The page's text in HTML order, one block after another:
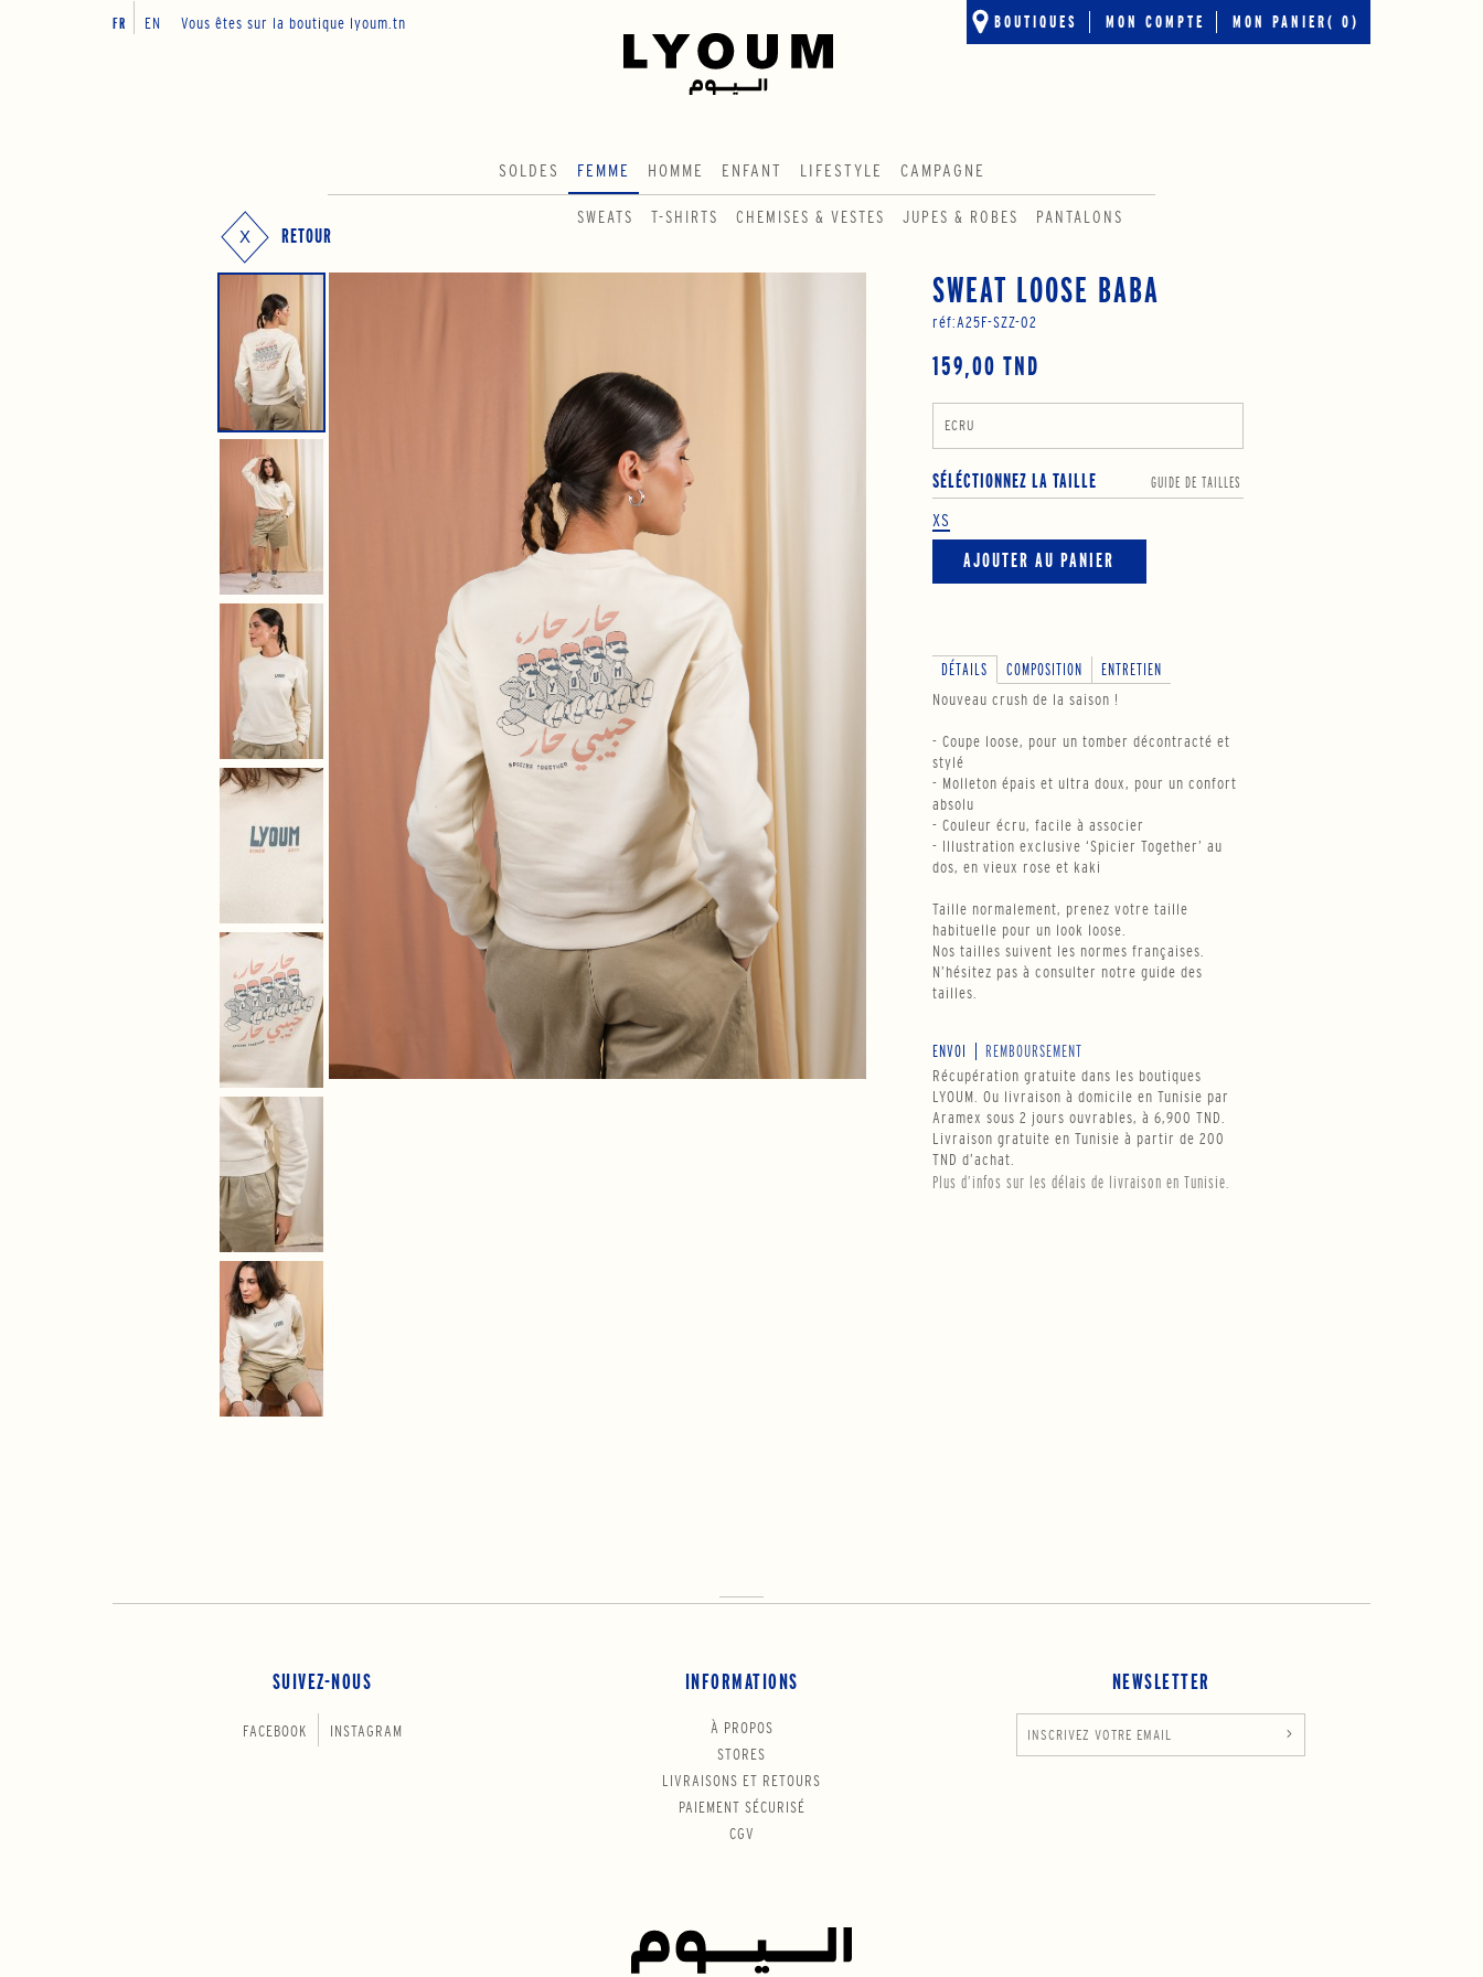
FR EN Vous êtes sur la boutique lyoum.tn BOUTIQUES MON COMPTE MON PANIER( 0)
SOLDES FEMME
SWEATS T-SHIRTS CHEMISES & VESTES JUPES & ROBES PANTALONS
HOMME ENFANT LIFESTYLE CAMPAGNE
RETOUR
SWEAT LOOSE BABA
réf:A25F-SZZ-02
159,00 TND
ECRU
SÉLÉCTIONNEZ LA TAILLE GUIDE DE TAILLES
XS
AJOUTER AU PANIER
DÉTAILS COMPOSITION
ENTRETIEN
Nouveau crush de la saison !
- Coupe loose, pour un tomber décontracté et
stylé
- Molleton épais et ultra doux, pour un confort
absolu
- Couleur écru, facile à associer
- Illustration exclusive ‘Spicier Together’ au
dos, en vieux rose et kaki
Taille normalement, prenez votre taille
habituelle pour un look loose.
Nos tailles suivent les normes françaises.
N’hésitez pas à consulter notre guide des
tailles.
ENVOI
REMBOURSEMENT
Récupération gratuite dans les boutiques
LYOUM. Ou livraison à domicile en Tunisie par
Aramex sous 2 jours ouvrables, à 6,900 TND.
Livraison gratuite en Tunisie à partir de 200
TND d’achat.
Plus d’infos sur les délais de livraison en Tunisie.
SUIVEZ-NOUS
FACEBOOK INSTAGRAM
INFORMATIONS
À PROPOS
STORES
LIVRAISONS ET RETOURS
PAIEMENT SÉCURISÉ
CGV
NEWSLETTER